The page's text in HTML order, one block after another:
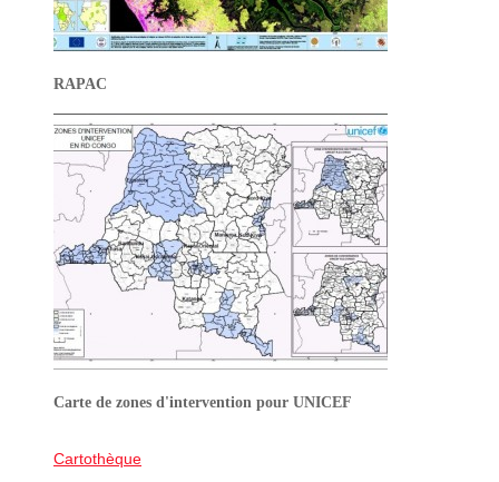
RAPAC
Carte de zones d'intervention pour UNICEF
Cartothèque